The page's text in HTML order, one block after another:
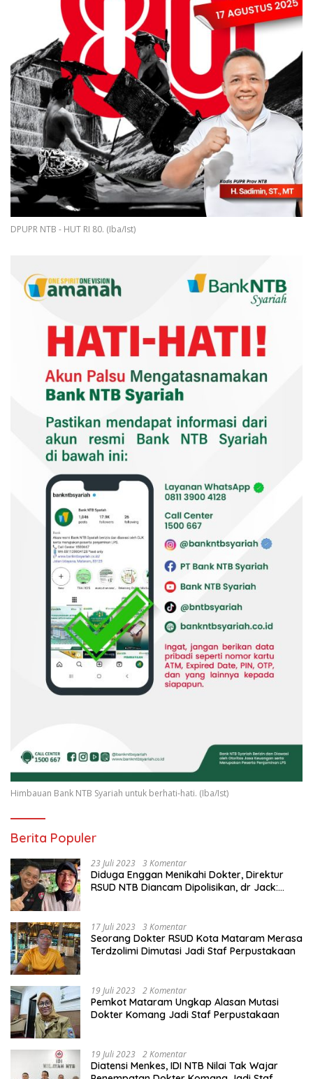
DPUPR NTB - HUT RI 80. (Iba/Ist)
Himbauan Bank NTB Syariah untuk berhati-hati. (Iba/Ist)
Berita Populer
23 Juli 2023 3 Komentar
Diduga Enggan Menikahi Dokter, Direktur
RSUD NTB Diancam Dipolisikan, dr Jack:
17 Juli 2023 3 Komentar
Seorang Dokter RSUD Kota Mataram Merasa
Terdzolimi Dimutasi Jadi Staf Perpustakaan
19 Juli 2023 2 Komentar
Pemkot Mataram Ungkap Alasan Mutasi
Dokter Komang Jadi Staf Perpustakaan
19 Juli 2023 2 Komentar
Diatensi Menkes, IDI NTB Nilai Tak Wajar